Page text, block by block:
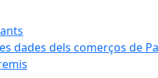
dades dels comerços de